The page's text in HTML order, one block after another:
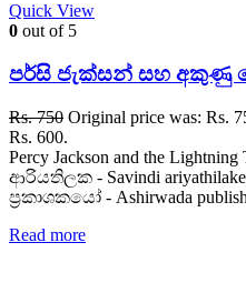
Quick View
0 out of 5
පර්සි ජැක්සන් සහ අකුණු
Rs.750 Original price was: Rs.
Rs. 600.
Percy Jackson and the
ආරියතිලක - Savindi
ප්‍රකාශකයෝ - Ashirwada
Read more